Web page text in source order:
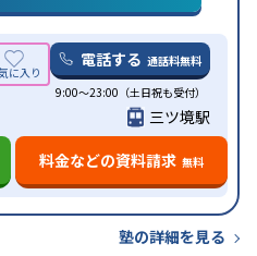
電話する 通話料無料
9:00～23:00（土日祝も受付）
三ツ境駅
料金などの資料請求 無料
塾の詳細を見る